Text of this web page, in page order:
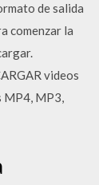
de salida
comenzar la
videos
MP4, MP3,